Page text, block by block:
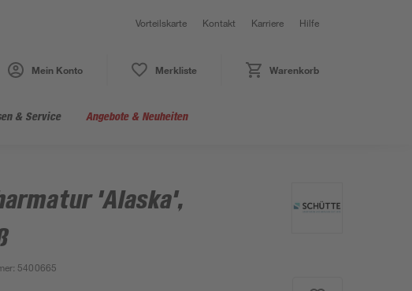
Vorteilskarte Kontakt Karriere Hilfe
Mein Konto Merkliste Warenkorb
& Service Angebote & Neuheiten
'Alaska',
: 5400665